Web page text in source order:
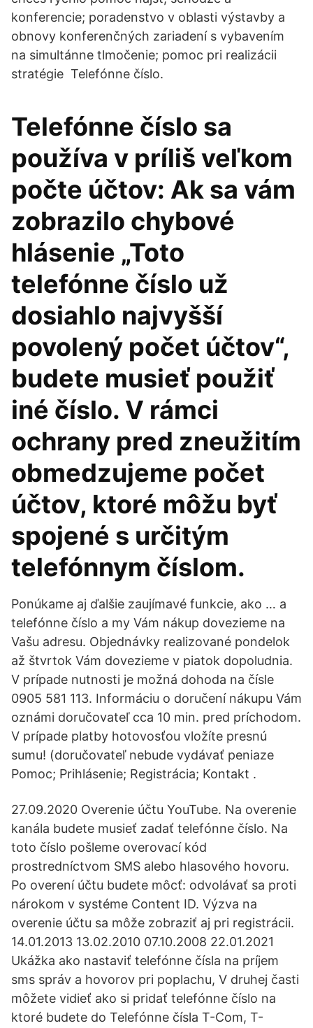
konferencie; poradenstvo v oblasti výstavby a
obnovy konferenčných zariadení s vybavením
na simultánne tlmočenie; pomoc pri realizácii
stratégie Telefónne číslo.
Telefónne číslo sa
používa v príliš veľkom
počte účtov: Ak sa vám
zobrazilo chybové
hlásenie „Toto
telefónne číslo už
dosiahlo najvyšší
povolený počet účtov“,
budete musieť použiť
iné číslo. V rámci
ochrany pred zneužitím
obmedzujeme počet
účtov, ktoré môžu byť
spojené s určitým
telefónnym číslom.
Ponúkame aj ďalšie zaujímavé funkcie, ako … a
telefónne číslo a my Vám nákup dovezieme na
Vašu adresu. Objednávky realizované pondelok
až štvrtok Vám dovezieme v piatok dopoludnia.
V prípade nutnosti je možná dohoda na čísle
0905 581 113. Informáciu o doručení nákupu Vám
oznámi doručovateľ cca 10 min. pred príchodom.
V prípade platby hotovosťou vložíte presnú
sumu! (doručovateľ nebude vydávať peniaze
Pomoc; Prihlásenie; Registrácia; Kontakt .
27.09.2020 Overenie účtu YouTube. Na overenie
kanála budete musieť zadať telefónne číslo. Na
toto číslo pošleme overovací kód
prostredníctvom SMS alebo hlasového hovoru.
Po overení účtu budete môcť: odvolávať sa proti
nárokom v systéme Content ID. Výzva na
overenie účtu sa môže zobraziť aj pri registrácii.
14.01.2013 13.02.2010 07.10.2008 22.01.2021
Ukážka ako nastaviť telefónne čísla na príjem
sms správ a hovorov pri poplachu, V druhej časti
môžete vidieť ako si pridať telefónne číslo na
ktoré budete do Telefónne čísla T-Com, T-